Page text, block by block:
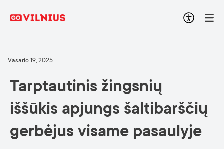
Vasario 19, 2025
Tarptautinis žingsnių
iššūkis apjungs šaltibarščių
gerbėjus visame pasaulyje